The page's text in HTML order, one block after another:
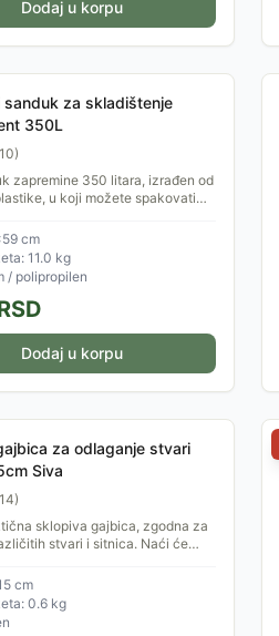
Dodaj u korpu
sanduk za skladištenje
350L
10)
zapremine 350 litara, izrađen od
u koji možete spakovati
cm
11.0 kg
/ polipropilen
Dodaj u korpu
za odlaganje stvari
Siva
14)
sklopiva gajbica, zgodna za
stvari i sitnica. Naći će
cm
0.6 kg